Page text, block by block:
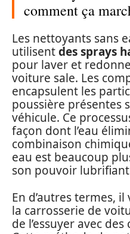
comment ça
Les nettoyants sans
utilisentdes sprays
pour laver et
voiture sale. Les
encapsulent les
poussière présentes
véhicule. Ce
façon dont l’eau
combinaison
eau est beaucoup
son pouvoir
En d’autres termes,
la carrosserie de
de l’essuyer avec